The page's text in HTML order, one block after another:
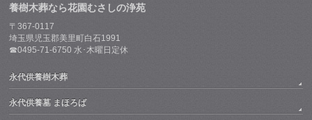
養樹木葬なら花園むさしの浄苑
〒367-0117
埼玉県児玉郡美里町白石1991
☎0495-71-6750 水･木曜日定休
永代供養樹木葬
永代供養墓 まほろば